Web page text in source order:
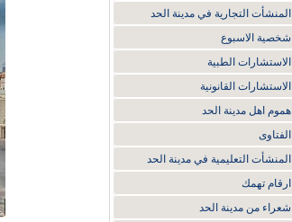
المنشأت التجارية في مدينة الحد
شخصية الاسبوع
الاستشارات الطبية
الاستشارات القانونية
هموم اهل مدينة الحد
الفتاوى
المنشأت التعليمية في مدينة الحد
ارقام تهمك
شعراء من مدينة الحد